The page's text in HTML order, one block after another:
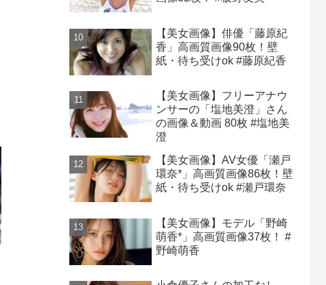
【美女画像】俳優「藤原紀
香」高画質画像90枚！壁
紙・待ち受けok #藤原紀香
【美女画像】フリーアナウ
ンサーの「塩地美澄」さん
の画像＆動画 80枚 #塩地美
澄
【美女画像】AV女優「瀬戸
環奈*」高画質画像86枚！壁
紙・待ち受けok #瀬戸環奈
【美女画像】モデル「野崎
萌香*」高画質画像37枚！ #
野崎萌香